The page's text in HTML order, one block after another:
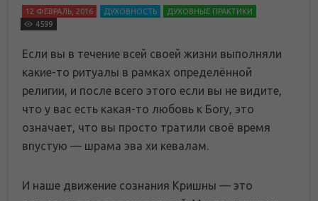
12 ФЕВРАЛЬ, 2016 ДУХОВНОСТЬ
ДУХОВНЫЕ ПРАКТИКИ
4599
Если вы в течение всей своей жизни выполняли
какие-то ритуалы в рамках определённой
религии, и после всего этого если вы не видите,
что у вас есть какая-то любовь к Богу, это
означает, что вы просто тратили своё время
впустую — шрама эва хи кевалам.
И наше движение сознания Кришны — это